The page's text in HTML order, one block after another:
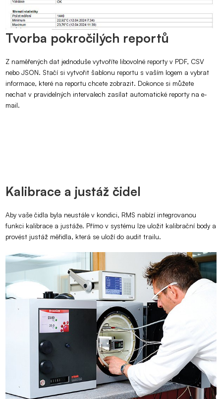
Tvorba pokročilých reportů
Z naměřených dat jednoduše vytvoříte libovolné reporty v PDF, CSV
nebo JSON. Stačí si vytvořit šablonu reportu s vaším logem a vybrat
informace, které na reportu chcete zobrazit. Dokonce si můžete
nechat v pravidelných intervalech zasílat automatické reporty na e-
mail.
Kalibrace a justáž čidel
Aby vaše čidla byla neustále v kondici, RMS nabízí integrovanou
funkci kalibrace a justáže. Přímo v systému lze uložit kalibrační body a
provést justáž měřidla, která se uloží do audit trailu.